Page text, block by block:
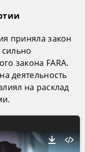
приняла закон
закона FARA.
деятельность
на расклад